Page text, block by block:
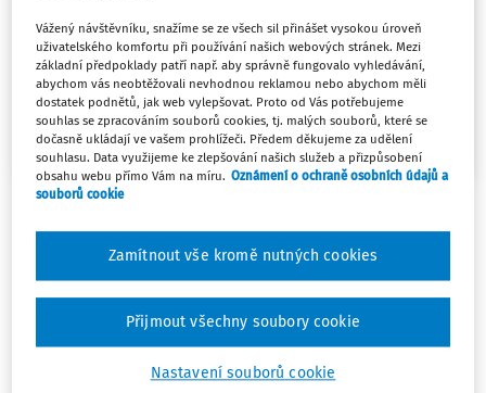
23. 9. 2026
Mgr. Lucie Kyselová
Chci více informací
Počet vyhledaných dokumentů:1
Řadit podle:
Nejnovější Nejstarší
KARTY BOZP
Manipulant distribučního centra
Charakteristickým místem výkonu práce jsou vnitřní
prostory skladovacích hal, ve kterých dochází ke
skladování, manipulaci a přepravě zásilek různých
velkostí a hmotností. V prostorách, ve kterých práce
probíhá, se pohybují osoby nebo jiné ...
Vážený návštěvníku, snažíme se ze všech sil přinášet vysokou úroveň
uživatelského komfortu při používání našich webových stránek. Mezi
základní předpoklady patří např. aby správně fungovalo vyhledávání,
abychom vás neobtěžovali nevhodnou reklamou nebo abychom měli
dostatek podnětů, jak web vylepšovat. Proto od Vás potřebujeme
souhlas se zpracováním souborů cookies, tj. malých souborů, které se
dočasně ukládají ve vašem prohlížeči. Předem děkujeme za udělení
souhlasu. Data využijeme ke zlepšování našich služeb a přizpůsobení
obsahu webu přímo Vám na míru. Oznámení o ochraně osobních údajů a
souborů cookie
Nastavení souborů cookie
Zamítnout vše kromě nutných cookies
Přijmout všechny soubory cookie